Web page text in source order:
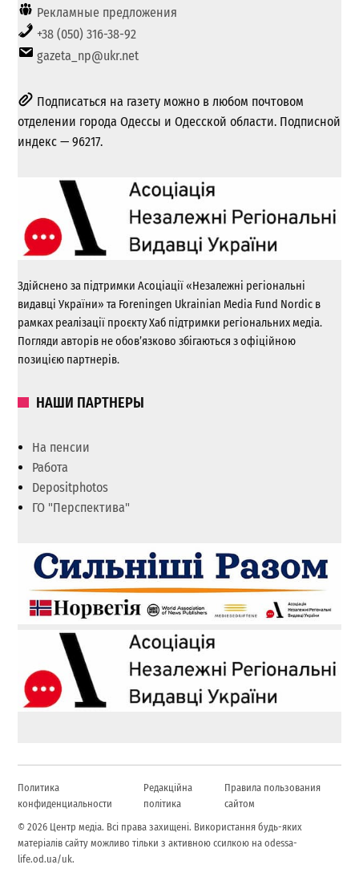
Рекламные предложения
+38 (050) 316-38-92
gazeta_np@ukr.net
Подписаться на газету можно в любом почтовом
отделении города Одессы и Одесской области. Подписной
индекс — 96217.
Здійснено за підтримки Асоціації «Незалежні регіональні
видавці України» та Foreningen Ukrainian Media Fund Nordic в
рамках реалізації проєкту Хаб підтримки регіональних медіа.
Погляди авторів не обов’язково збігаються з офіційною
позицією партнерів.
НАШИ ПАРТНЕРЫ
На пенсии
Работа
Depositphotos
ГО "Перспектива"
Политика
конфиденциальности
Редакційна
політика
Правила пользования
сайтом
© 2026 Центр медіа. Всі права захищені. Використання будь-яких
матеріалів сайту можливо тільки з активною ссилкою на odessa-
life.od.ua/uk.